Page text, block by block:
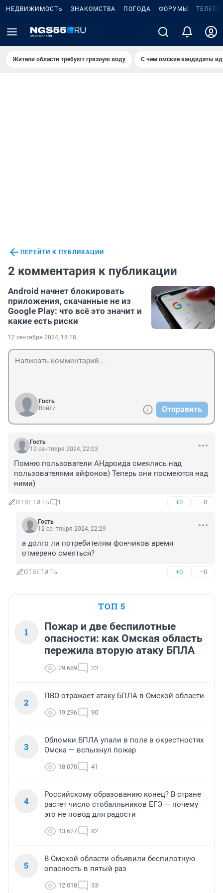
НЕДВИЖИМОСТЬ ЗНАКОМСТВА ПОГОДА ФОРУМЫ
Жители области требуют грязную воду С чем омские кандидаты
ПЕРЕЙТИ К ПУБЛИКАЦИИ
2 комментария к публикации
Android начнет блокировать
приложения, скачанные не из
Google Play: что всё это значит и
какие есть риски
12 сентября 2024, 18:18
Гость
Войти
Отправить
Гость
12 сентября 2024, 22:03
Помню пользователи АНдроида смеялись над
пользователями айфонов) Теперь они посмеются над
ними)
ОТВЕТИТЬ 1 +0 –0
Гость
12 сентября 2024, 22:29
а долго ли потребителям фончиков время
отмерено смеяться?
ОТВЕТИТЬ +0 –0
ТОП 5
1
Пожар и две беспилотные
опасности: как Омская область
пережила вторую атаку БПЛА
29 689 22
2
ПВО отражает атаку БПЛА в Омской области
19 296 90
3
Обломки БПЛА упали в поле в окрестностях
Омска — вспыхнул пожар
18 070 41
4
Российскому образованию конец? В стране
растет число стобалльников ЕГЭ — почему
это не повод для радости
13 627 82
5
В Омской области объявили беспилотную
опасность в пятый раз
12 018 33